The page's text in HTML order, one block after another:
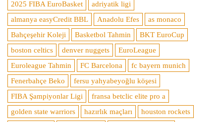
2025 FIBA EuroBasket
adriyatik ligi
almanya easyCredit BBL
Anadolu Efes
as monaco
Bahçeşehir Koleji
Basketbol Tahmin
BKT EuroCup
boston celtics
denver nuggets
EuroLeague
Euroleague Tahmin
FC Barcelona
fc bayern munich
Fenerbahçe Beko
fersu yahyabeyoğlu köşesi
FIBA Şampiyonlar Ligi
fransa betclic elite pro a
golden state warriors
hazırlık maçları
houston rockets